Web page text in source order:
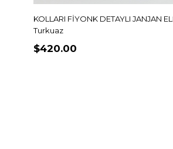
KOLLARI FİYONK DETAYLI JANJAN
Turkuaz
$420.00